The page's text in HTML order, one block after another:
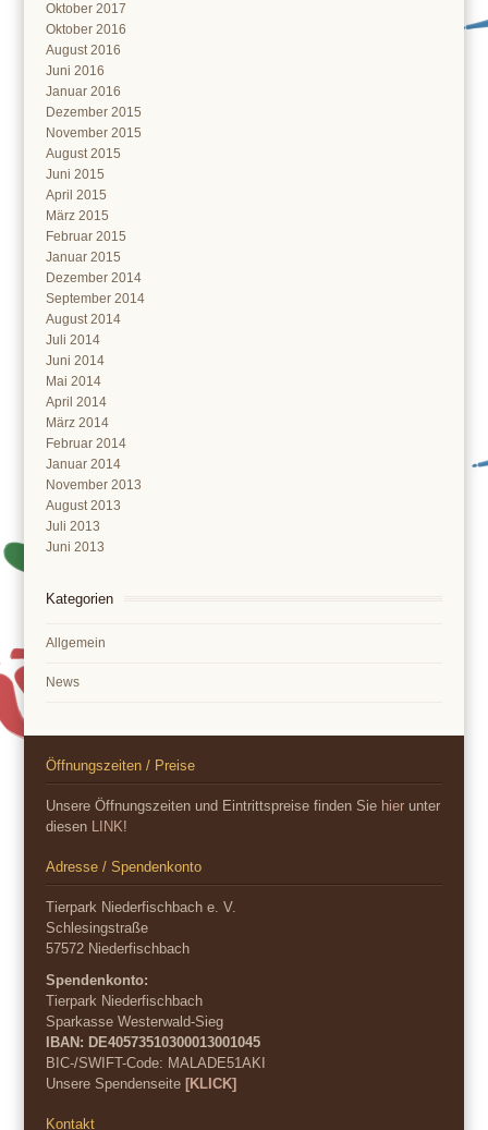
Oktober 2017
Oktober 2016
August 2016
Juni 2016
Januar 2016
Dezember 2015
November 2015
August 2015
Juni 2015
April 2015
März 2015
Februar 2015
Januar 2015
Dezember 2014
September 2014
August 2014
Juli 2014
Juni 2014
Mai 2014
April 2014
März 2014
Februar 2014
Januar 2014
November 2013
August 2013
Juli 2013
Juni 2013
Kategorien
Allgemein
News
Öffnungszeiten / Preise
Unsere Öffnungszeiten und Eintrittspreise finden Sie hier unter
diesen LINK!
Adresse / Spendenkonto
Tierpark Niederfischbach e. V.
Schlesingstraße
57572 Niederfischbach
Spendenkonto:
Tierpark Niederfischbach
Sparkasse Westerwald-Sieg
IBAN: DE40573510300013001045
BIC-/SWIFT-Code: MALADE51AKI
Unsere Spendenseite [KLICK]
Kontakt